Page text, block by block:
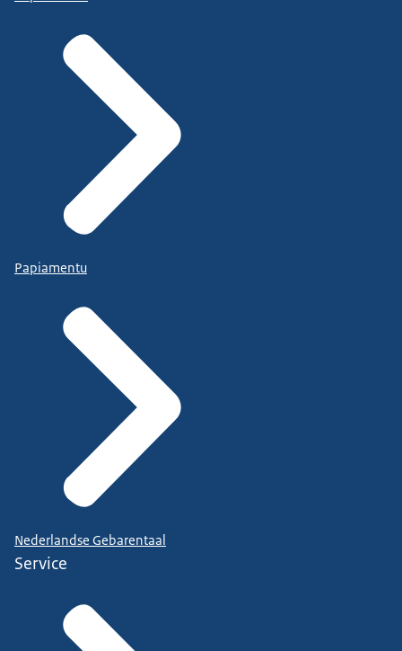
Papiamentu
Nederlandse Gebarentaal
Service